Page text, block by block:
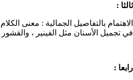
ثالثا :
الاهتمام بالتفاصيل الجمالية : معنى
في تجميل الأسنان مثل الفينير ، والقشور
رابعا :